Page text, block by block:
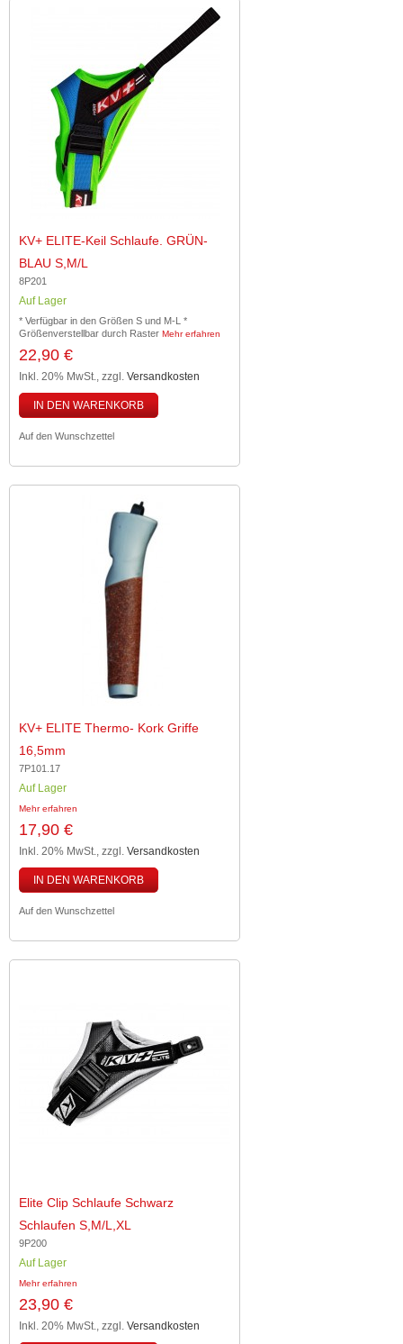
KV+ ELITE-Keil Schlaufe. GRÜN-
BLAU S,M/L
8P201
Auf Lager
* Verfügbar in den Größen S und M-L *
Größenverstellbar durch Raster Mehr erfahren
22,90 €
Inkl. 20% MwSt., zzgl. Versandkosten
IN DEN WARENKORB
Auf den Wunschzettel
KV+ ELITE Thermo- Kork Griffe
16,5mm
7P101.17
Auf Lager
Mehr erfahren
17,90 €
Inkl. 20% MwSt., zzgl. Versandkosten
IN DEN WARENKORB
Auf den Wunschzettel
Elite Clip Schlaufe Schwarz
Schlaufen S,M/L,XL
9P200
Auf Lager
Mehr erfahren
23,90 €
Inkl. 20% MwSt., zzgl. Versandkosten